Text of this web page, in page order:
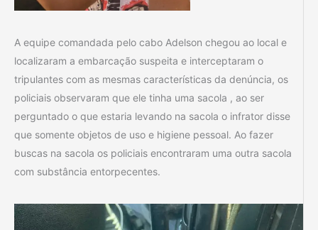
A equipe comandada pelo cabo Adelson chegou ao local e
localizaram a embarcação suspeita e interceptaram o
tripulantes com as mesmas características da denúncia, os
policiais observaram que ele tinha uma sacola , ao ser
perguntado o que estaria levando na sacola o infrator disse
que somente objetos de uso e higiene pessoal. Ao fazer
buscas na sacola os policiais encontraram uma outra sacola
com substância entorpecentes.